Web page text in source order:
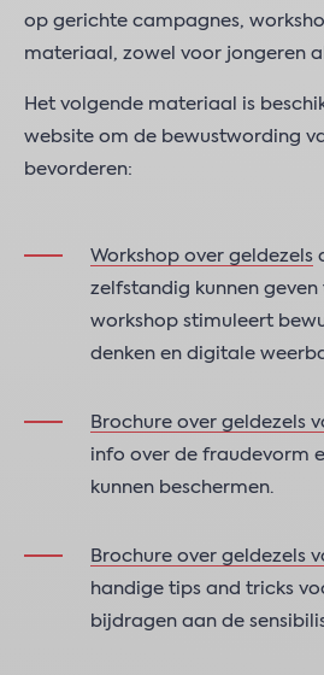
op gerichte campagnes,
materiaal, zowel voor jongeren
Het volgende materiaal is
website om de bewustwording
bevorderen:
Workshop over geldezels
zelfstandig kunnen geven
workshop stimuleert
denken en digitale
Brochure over geldezels
info over de fraudevorm
kunnen beschermen.
Brochure over geldezels
handige tips and tricks
bijdragen aan de